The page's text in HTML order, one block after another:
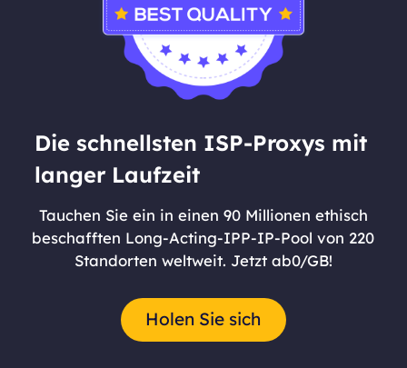
Die schnellsten ISP-Proxys mit
langer Laufzeit
Tauchen Sie ein in einen 90 Millionen ethisch
beschafften Long-Acting-IPP-IP-Pool von 220
Standorten weltweit. Jetzt ab0/GB!
Holen Sie sich